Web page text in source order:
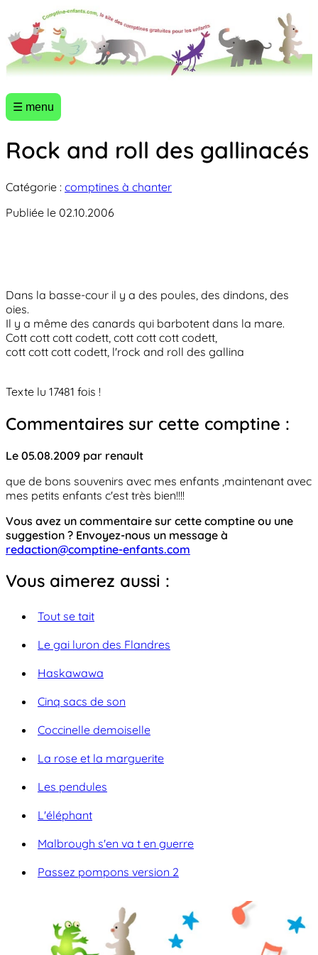
☰ menu
Rock and roll des gallinacés
Catégorie : comptines à chanter
Publiée le 02.10.2006
Dans la basse-cour il y a des poules, des dindons, des
oies.
Il y a même des canards qui barbotent dans la mare.
Cott cott cott codett, cott cott cott codett,
cott cott cott codett, l'rock and roll des gallina
Texte lu 17481 fois !
Commentaires sur cette comptine :
Le 05.08.2009 par renault
que de bons souvenirs avec mes enfants ,maintenant avec
mes petits enfants c'est très bien!!!!
Vous avez un commentaire sur cette comptine ou une
suggestion ? Envoyez-nous un message à
redaction@comptine-enfants.com
Vous aimerez aussi :
Tout se tait
Le gai luron des Flandres
Haskawawa
Cinq sacs de son
Coccinelle demoiselle
La rose et la marguerite
Les pendules
L'éléphant
Malbrough s'en va t en guerre
Passez pompons version 2